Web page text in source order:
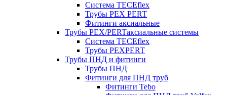
Система TECEflex
Трубы PEX PERT
Фитинги аксиальные
Трубы PEX/PERTаксиальные системы
Система TECEflex
Трубы PEXPERT
Трубы ПНД и фитинги
Трубы ПНД
Фитинги для ПНД труб
Фитинги Tebo